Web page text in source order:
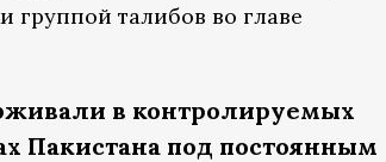
группой талибов во главе
в контролируемых
Пакистана под постоянным